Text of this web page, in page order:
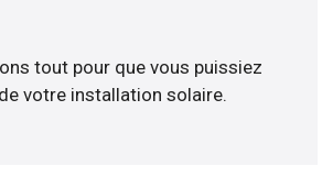
tout pour que vous puissiez
votre installation solaire.